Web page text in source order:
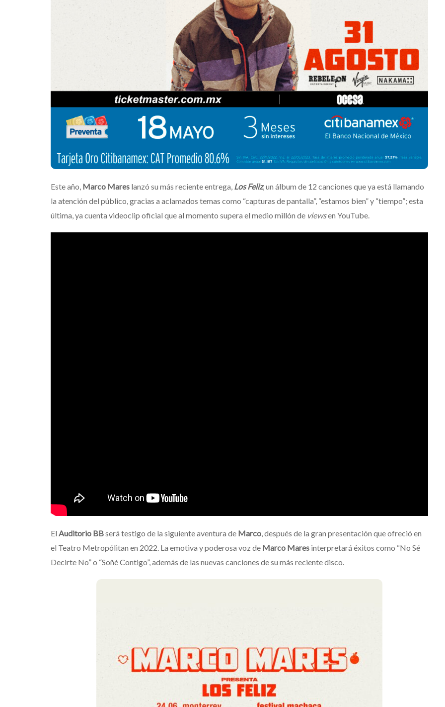
Este año, Marco Mares lanzó su más reciente entrega, Los Feliz, un álbum de 12 canciones que ya está llamando
la atención del público, gracias a aclamados temas como “capturas de pantalla”, “estamos bien” y “tiempo”; esta
última, ya cuenta videoclip oficial que al momento supera el medio millón de viewsen YouTube.
El Auditorio BBserá testigo de la siguiente aventura de Marco, después de la gran presentación que ofreció en
el Teatro Metropólitan en 2022. La emotiva y poderosa voz de Marco Mares interpretará éxitos como “No Sé
Decirte No” o “Soñé Contigo”, además de las nuevas canciones de su más reciente disco.
Destino Dos Equis 2026: La
gran celebración sonora
que transformará las
noches de Boca del Río y
Mérida
Edwin Jimenez Julio 13, 2026
JACK WHITE lanza su
séptimo álbum de estudio
‘Frozen Charlotte’
Edwin Jimenez Julio 13, 2026